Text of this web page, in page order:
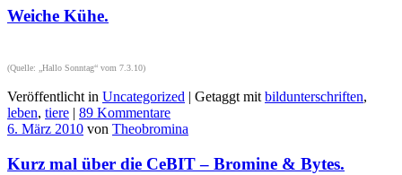
Weiche Kühe.
(Quelle: „Hallo Sonntag“ vom 7.3.10)
Veröffentlicht in Uncategorized | Getaggt mitbildunterschriften,
leben, tiere | 89 Kommentare
6. März 2010 von Theobromina
Kurz mal über die CeBIT – Bromine & Bytes.